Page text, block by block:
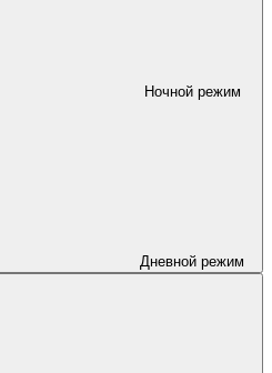
Ночной режим
Дневной режим